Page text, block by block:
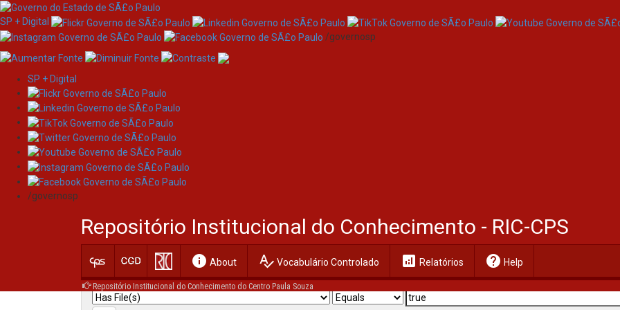
Skip
navigation
SP + Digital
/governosp
SP + Digital
/governosp
Repositório Institucional do Conhecimento - RIC-CPS
info About spellcheck Vocabulário Controlado analytics Relatórios help Help
Repositório Institucional do Conhecimento do Centro Paula Souza
Search
Current filters: